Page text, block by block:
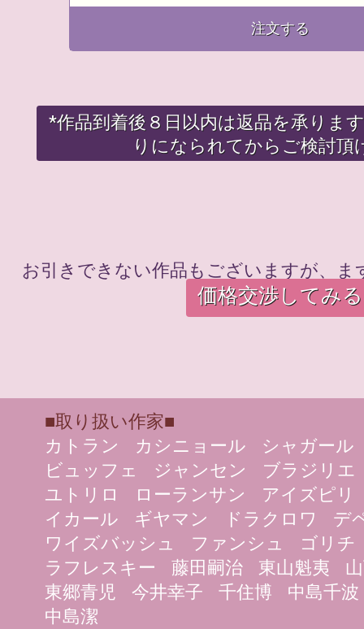
注文する
*作品到着後８日以内は返品を承りま
りになられてからご検討頂
お引きできない作品もございますが、
価格交渉してみる
■取り扱い作家■
カトラン
カシニョール
シャガール
ビュッフェ
ジャンセン
ブラジリエ
ユトリロ
ローランサン
アイズピリ
イカール
ギヤマン ドラクロワ
デ
ワイズバッシュ
ファンシュ
ゴリチ
ラフレスキー
藤田嗣治 東山魁夷
東郷青児
今井幸子 千住博
中島千波
中島潔